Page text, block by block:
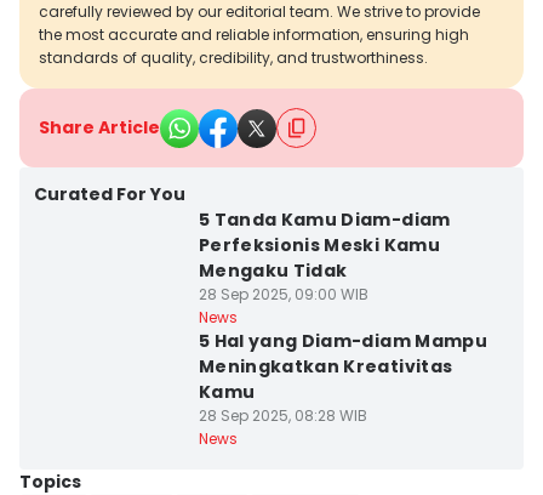
carefully reviewed by our editorial team. We strive to provide
the most accurate and reliable information, ensuring high
standards of quality, credibility, and trustworthiness.
Share Article
Curated For You
5 Tanda Kamu Diam-diam
Perfeksionis Meski Kamu
Mengaku Tidak
28 Sep 2025, 09:00 WIB
News
5 Hal yang Diam-diam Mampu
Meningkatkan Kreativitas
Kamu
28 Sep 2025, 08:28 WIB
News
Topics